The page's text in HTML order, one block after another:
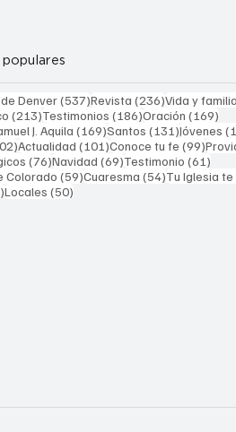
Denver(537)537 entradas
Revista (236)236 entradas
Vida y familia
(213)213 entradas
Testimonios (186)186 entradas
Oración (169)
J. Aquila (169)169 entradas
Santos (131)131
Jóvenes
102 entradas
Actualidad (101)101 entradas
Conoce tu fe (99)99
(76)76 entradas
Navidad (69)69 entradas
Testimonio (61)61
Colorado (59)59 entradas
Cuaresma (54)54 entradas
Tu Iglesia
51 entradas
Locales (50)50 entradas